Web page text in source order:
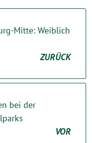
Mitte: Weiblich
ZURÜCK
bei der
VOR